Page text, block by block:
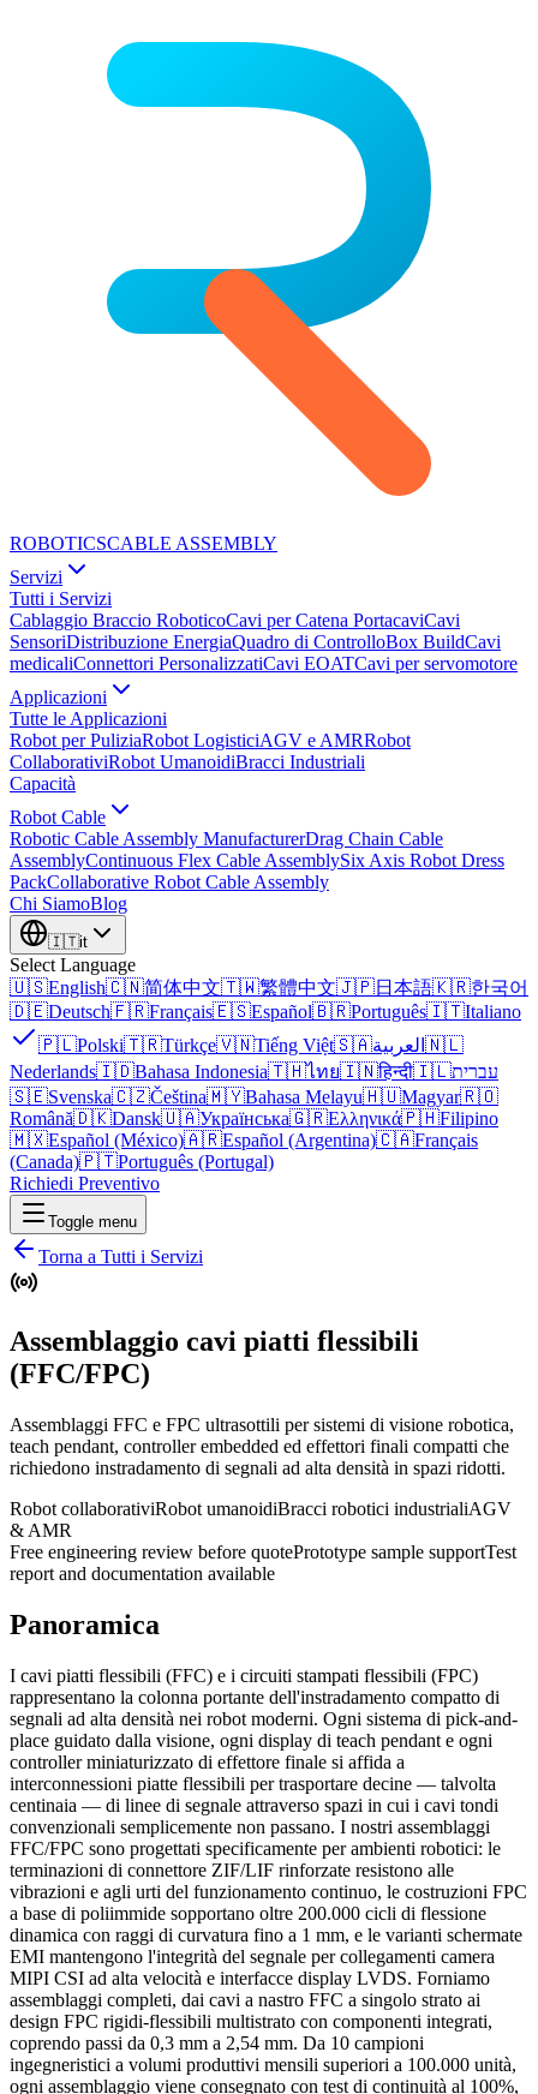
ROBOTICSCABLE ASSEMBLY
Servizi
Tutti i Servizi
Cablaggio Braccio RoboticoCavi per Catena PortacaviCavi
SensoriDistribuzione EnergiaQuadro di ControlloBox BuildCavi
medicaliConnettori PersonalizzatiCavi EOATCavi per servomotore
Applicazioni
Tutte le Applicazioni
Robot per PuliziaRobot LogisticiAGV e AMRRobot
CollaborativiRobot UmanoidiBracci Industriali
Capacità
Robot Cable
Robotic Cable Assembly ManufacturerDrag Chain Cable
AssemblyContinuous Flex Cable AssemblySix Axis Robot Dress
PackCollaborative Robot Cable Assembly
Chi SiamoBlog
🇮🇹it
Select Language
🇺🇸English🇨🇳简体中文🇹🇼繁體中文🇯🇵日本語🇰🇷한국어
🇩🇪Deutsch🇫🇷Français🇪🇸Español🇧🇷Português🇮🇹Italiano
🇵🇱Polski🇹🇷Türkçe🇻🇳Tiếng Việt🇸🇦العربية 🇳🇱
Nederlands🇮🇩Bahasa Indonesia🇹🇭ไทย🇮🇳हिन्दी🇮🇱עברית
🇸🇪Svenska🇨🇿Čeština🇲🇾Bahasa Melayu🇭🇺Magyar🇷🇴
Română🇩🇰Dansk🇺🇦Українська🇬🇷Ελληνικά🇵🇭Filipino
🇲🇽Español (México)🇦🇷Español (Argentina)🇨🇦Français
(Canada)🇵🇹Português (Portugal)
Richiedi Preventivo
Toggle menu
Torna a Tutti i Servizi
Assemblaggio cavi piatti flessibili
(FFC/FPC)
Assemblaggi FFC e FPC ultrasottili per sistemi di visione robotica,
teach pendant, controller embedded ed effettori finali compatti che
richiedono instradamento di segnali ad alta densità in spazi ridotti.
Robot collaborativiRobot umanoidiBracci robotici industrialiAGV
& AMR
Free engineering review before quotePrototype sample supportTest
report and documentation available
Panoramica
I cavi piatti flessibili (FFC) e i circuiti stampati flessibili (FPC)
rappresentano la colonna portante dell'instradamento compatto di
segnali ad alta densità nei robot moderni. Ogni sistema di pick-and-
place guidato dalla visione, ogni display di teach pendant e ogni
controller miniaturizzato di effettore finale si affida a
interconnessioni piatte flessibili per trasportare decine — talvolta
centinaia — di linee di segnale attraverso spazi in cui i cavi tondi
convenzionali semplicemente non passano. I nostri assemblaggi
FFC/FPC sono progettati specificamente per ambienti robotici: le
terminazioni di connettore ZIF/LIF rinforzate resistono alle
vibrazioni e agli urti del funzionamento continuo, le costruzioni FPC
a base di poliimmide sopportano oltre 200.000 cicli di flessione
dinamica con raggi di curvatura fino a 1 mm, e le varianti schermate
EMI mantengono l'integrità del segnale per collegamenti camera
MIPI CSI ad alta velocità e interfacce display LVDS. Forniamo
assemblaggi completi, dai cavi a nastro FFC a singolo strato ai
design FPC rigidi-flessibili multistrato con componenti integrati,
coprendo passi da 0,3 mm a 2,54 mm. Da 10 campioni
ingegneristici a volumi produttivi mensili superiori a 100.000 unità,
ogni assemblaggio viene consegnato con test di continuità al 100%,